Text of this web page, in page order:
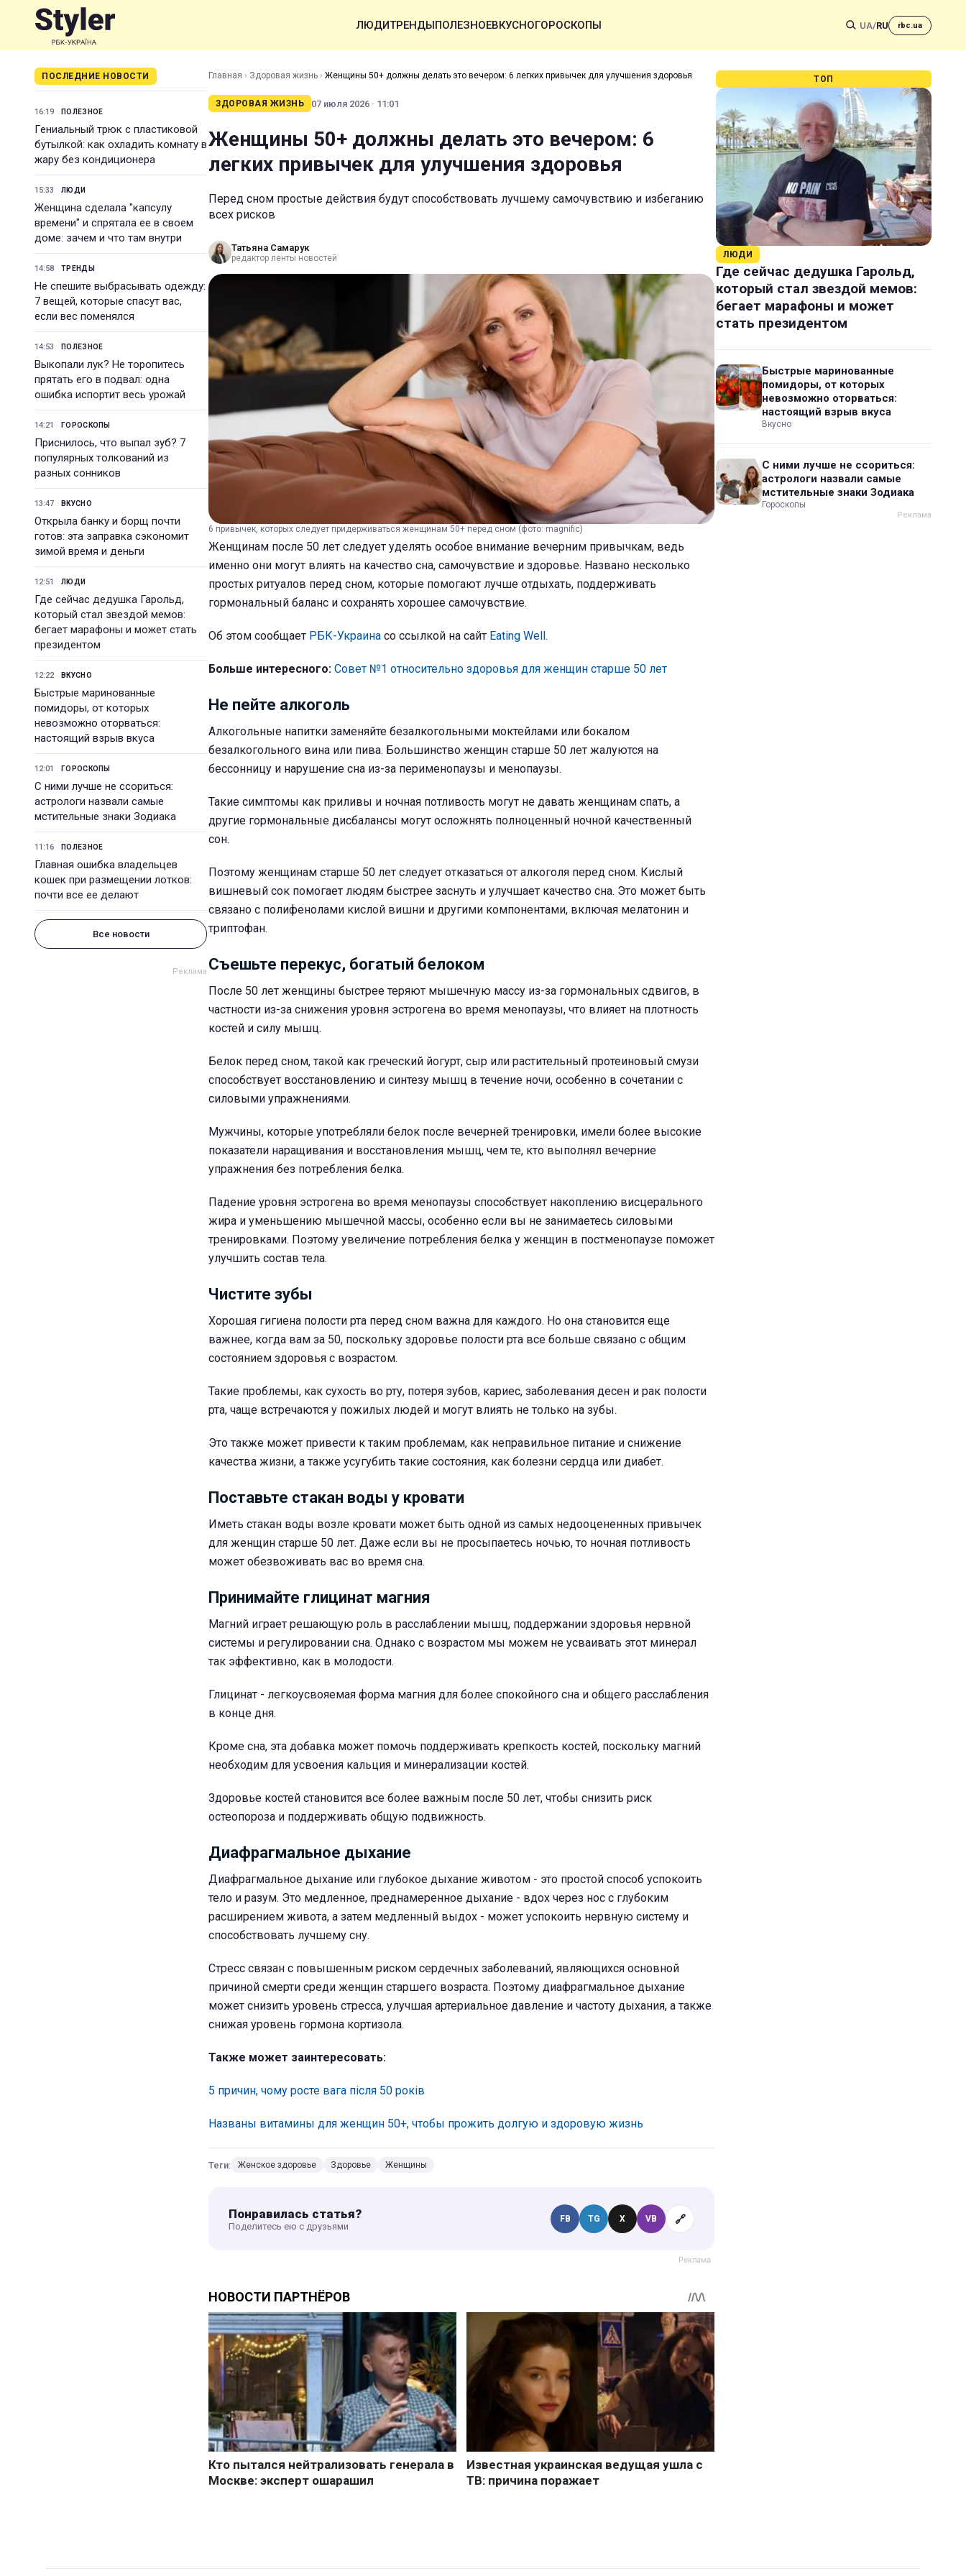
ЛЮДИТРЕНДЫПОЛЕЗНОЕВКУСНОГОРОСКОПЫ UA/RU rbc.ua
ПОСЛЕДНИЕ НОВОСТИ
16:19 ПОЛЕЗНОЕ
Гениальный трюк с пластиковой
бутылкой: как охладить комнату в
жару без кондиционера
15:33 ЛЮДИ
Женщина сделала "капсулу
времени" и спрятала ее в своем
доме: зачем и что там внутри
14:58 ТРЕНДЫ
Не спешите выбрасывать одежду:
7 вещей, которые спасут вас,
если вес поменялся
14:53 ПОЛЕЗНОЕ
Выкопали лук? Не торопитесь
прятать его в подвал: одна
ошибка испортит весь урожай
14:21 ГОРОСКОПЫ
Приснилось, что выпал зуб? 7
популярных толкований из
разных сонников
13:47 ВКУСНО
Открыла банку и борщ почти
готов: эта заправка сэкономит
зимой время и деньги
12:51 ЛЮДИ
Где сейчас дедушка Гарольд,
который стал звездой мемов:
бегает марафоны и может стать
президентом
12:22 ВКУСНО
Быстрые маринованные
помидоры, от которых
невозможно оторваться:
настоящий взрыв вкуса
12:01 ГОРОСКОПЫ
С ними лучше не ссориться:
астрологи назвали самые
мстительные знаки Зодиака
11:16 ПОЛЕЗНОЕ
Главная ошибка владельцев
кошек при размещении лотков:
почти все ее делают
Все новости
Главная › Здоровая жизнь › Женщины 50+ должны делать это вечером: 6 легких привычек для улучшения здоровья
ЗДОРОВАЯ ЖИЗНЬ 07 июля 2026 · 11:01
Женщины 50+ должны делать это вечером: 6
легких привычек для улучшения здоровья
Перед сном простые действия будут способствовать лучшему самочувствию и избеганию
всех рисков
Татьяна Самарук
редактор ленты новостей
6 привычек, которых следует придерживаться женщинам 50+ перед сном (фото: magnific)
Женщинам после 50 лет следует уделять особое внимание вечерним привычкам, ведь
именно они могут влиять на качество сна, самочувствие и здоровье. Названо несколько
простых ритуалов перед сном, которые помогают лучше отдыхать, поддерживать
гормональный баланс и сохранять хорошее самочувствие.
Об этом сообщает РБК-Украина со ссылкой на сайт Eating Well.
Больше интересного: Совет №1 относительно здоровья для женщин старше 50 лет
Не пейте алкоголь
Алкогольные напитки заменяйте безалкогольными моктейлами или бокалом
безалкогольного вина или пива. Большинство женщин старше 50 лет жалуются на
бессонницу и нарушение сна из-за перименопаузы и менопаузы.
Такие симптомы как приливы и ночная потливость могут не давать женщинам спать, а
другие гормональные дисбалансы могут осложнять полноценный ночной качественный
сон.
Поэтому женщинам старше 50 лет следует отказаться от алкоголя перед сном. Кислый
вишневый сок помогает людям быстрее заснуть и улучшает качество сна. Это может быть
связано с полифенолами кислой вишни и другими компонентами, включая мелатонин и
триптофан.
Съешьте перекус, богатый белоком
После 50 лет женщины быстрее теряют мышечную массу из-за гормональных сдвигов, в
частности из-за снижения уровня эстрогена во время менопаузы, что влияет на плотность
костей и силу мышц.
Белок перед сном, такой как греческий йогурт, сыр или растительный протеиновый смузи
способствует восстановлению и синтезу мышц в течение ночи, особенно в сочетании с
силовыми упражнениями.
Мужчины, которые употребляли белок после вечерней тренировки, имели более высокие
показатели наращивания и восстановления мышц, чем те, кто выполнял вечерние
упражнения без потребления белка.
Падение уровня эстрогена во время менопаузы способствует накоплению висцерального
жира и уменьшению мышечной массы, особенно если вы не занимаетесь силовыми
тренировками. Поэтому увеличение потребления белка у женщин в постменопаузе поможет
улучшить состав тела.
Чистите зубы
Хорошая гигиена полости рта перед сном важна для каждого. Но она становится еще
важнее, когда вам за 50, поскольку здоровье полости рта все больше связано с общим
состоянием здоровья с возрастом.
Такие проблемы, как сухость во рту, потеря зубов, кариес, заболевания десен и рак полости
рта, чаще встречаются у пожилых людей и могут влиять не только на зубы.
Это также может привести к таким проблемам, как неправильное питание и снижение
качества жизни, а также усугубить такие состояния, как болезни сердца или диабет.
Поставьте стакан воды у кровати
Иметь стакан воды возле кровати может быть одной из самых недооцененных привычек
для женщин старше 50 лет. Даже если вы не просыпаетесь ночью, то ночная потливость
может обезвоживать вас во время сна.
Принимайте глицинат магния
Магний играет решающую роль в расслаблении мышц, поддержании здоровья нервной
системы и регулировании сна. Однако с возрастом мы можем не усваивать этот минерал
так эффективно, как в молодости.
Глицинат - легкоусвояемая форма магния для более спокойного сна и общего расслабления
в конце дня.
Кроме сна, эта добавка может помочь поддерживать крепкость костей, поскольку магний
необходим для усвоения кальция и минерализации костей.
Здоровье костей становится все более важным после 50 лет, чтобы снизить риск
остеопороза и поддерживать общую подвижность.
Диафрагмальное дыхание
Диафрагмальное дыхание или глубокое дыхание животом - это простой способ успокоить
тело и разум. Это медленное, преднамеренное дыхание - вдох через нос с глубоким
расширением живота, а затем медленный выдох - может успокоить нервную систему и
способствовать лучшему сну.
Стресс связан с повышенным риском сердечных заболеваний, являющихся основной
причиной смерти среди женщин старшего возраста. Поэтому диафрагмальное дыхание
может снизить уровень стресса, улучшая артериальное давление и частоту дыхания, а также
снижая уровень гормона кортизола.
Также может заинтересовать:
5 причин, чому росте вага після 50 років
Названы витамины для женщин 50+, чтобы прожить долгую и здоровую жизнь
Теги: Женское здоровье Здоровье Женщины
Понравилась статья?
Поделитесь ею с друзьями
FB TG X VB 🔗
ТОП
ЛЮДИ
Где сейчас дедушка Гарольд,
который стал звездой мемов:
бегает марафоны и может
стать президентом
Быстрые маринованные
помидоры, от которых
невозможно оторваться:
настоящий взрыв вкуса
Вкусно
С ними лучше не ссориться:
астрологи назвали самые
мстительные знаки Зодиака
Гороскопы